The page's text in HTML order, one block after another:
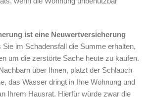
ist eine Neuwertversicherung
Sie im Schadensfall die Summe erhalten,
um die zerstörte Sache heute zu kaufen.
über Ihnen, platzt der Schlauch
das Wasser dringt in Ihre Wohnung und
Ihrem Hausrat. Hierfür würde zwar die